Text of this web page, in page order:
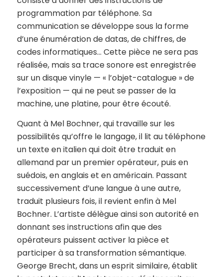
programmation par téléphone. Sa
communication se développe sous la forme
d’une énumération de datas, de chiffres, de
codes informatiques… Cette pièce ne sera pas
réalisée, mais sa trace sonore est enregistrée
sur un disque vinyle — « l’objet-catalogue » de
l’exposition — qui ne peut se passer de la
machine, une platine, pour être écouté.
Quant à Mel Bochner, qui travaille sur les
possibilités qu’offre le langage, il lit au téléphone
un texte en italien qui doit être traduit en
allemand par un premier opérateur, puis en
suédois, en anglais et en américain. Passant
successivement d’une langue à une autre,
traduit plusieurs fois, il revient enfin à Mel
Bochner. L’artiste délègue ainsi son autorité en
donnant ses instructions afin que des
opérateurs puissent activer la pièce et
participer à sa transformation sémantique.
George Brecht, dans un esprit similaire, établit